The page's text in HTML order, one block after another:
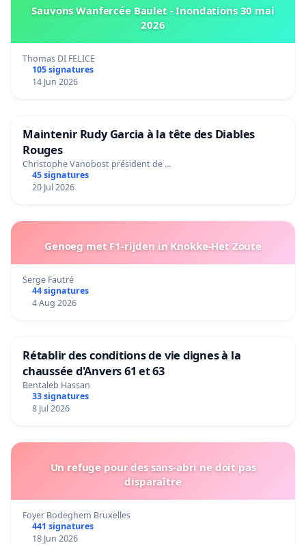
Sauvons Wanfercée Baulet - Inondations 30 mai
2026
Thomas DI FELICE
105 signatures
14 Jun 2026
Maintenir Rudy Garcia à la tête des Diables
Rouges
Christophe Vanobost président de …
45 signatures
20 Jul 2026
Genoeg met F1-rijden in Knokke-Het Zoute
Serge Fautré
44 signatures
4 Aug 2026
Rétablir des conditions de vie dignes à la
chaussée d'Anvers 61 et 63
Bentaleb Hassan
33 signatures
8 Jul 2026
Un refuge pour des sans-abri ne doit pas
disparaître
Foyer Bodeghem Bruxelles
441 signatures
18 Jun 2026